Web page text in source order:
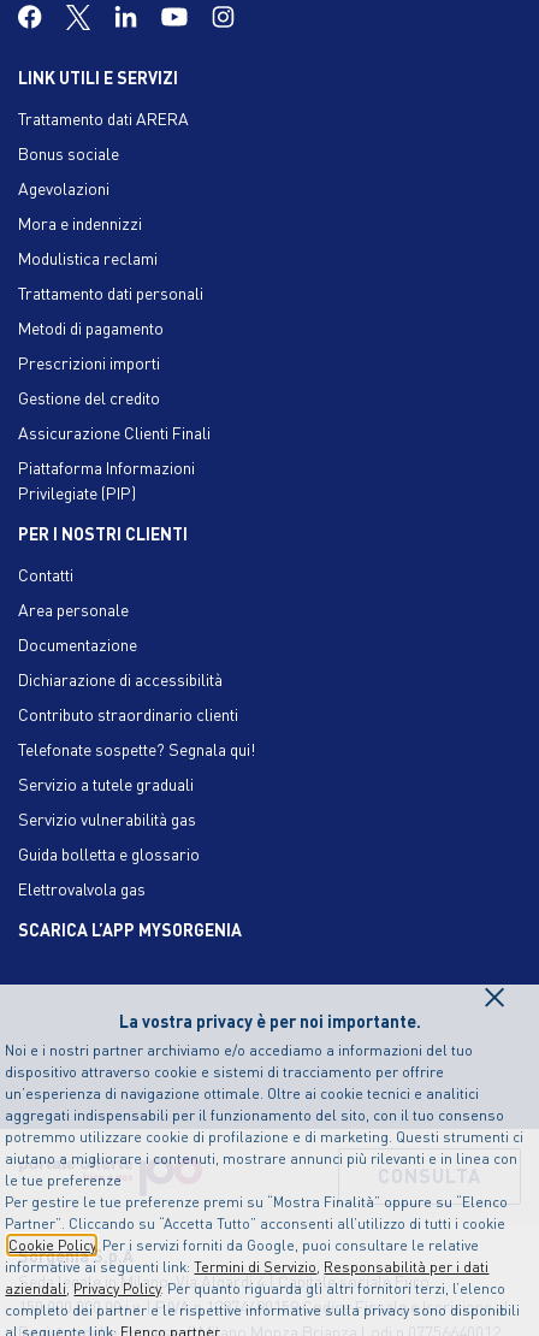
La vostra privacy è per noi importante.
Noi e i nostri partner archiviamo e/o accediamo a informazioni del tuo
dispositivo attraverso cookie e sistemi di tracciamento per offrire
un’esperienza di navigazione ottimale. Oltre ai cookie tecnici e analitici
aggregati indispensabili per il funzionamento del sito, con il tuo consenso
potremmo utilizzare cookie di profilazione e di marketing. Questi strumenti ci
aiutano a migliorare i contenuti, mostrare annunci più rilevanti e in linea con
le tue preferenze
Per gestire le tue preferenze premi su “Mostra Finalità” oppure su “Elenco
Partner”. Cliccando su “Accetta Tutto” acconsenti all’utilizzo di tutti i cookie
Cookie Policy. Per i servizi forniti da Google, puoi consultare le relative
informative ai seguenti link:Termini di Servizio, Responsabilità per i dati
aziendali,Privacy Policy. Per quanto riguarda gli altri fornitori terzi, l’elenco
completo dei partner e le rispettive informative sulla privacy sono disponibili
al seguente link: Elenco partner
×
LINK UTILI E SERVIZI
Trattamento dati ARERA
Bonus sociale
Agevolazioni
Mora e indennizzi
Modulistica reclami
Trattamento dati personali
Metodi di pagamento
Prescrizioni importi
Gestione del credito
Assicurazione Clienti Finali
Piattaforma Informazioni
Privilegiate (PIP)
PER I NOSTRI CLIENTI
Contatti
Area personale
Documentazione
Dichiarazione di accessibilità
Contributo straordinario clienti
Telefonate sospette? Segnala qui!
Servizio a tutele graduali
Servizio vulnerabilità gas
Guida bolletta e glossario
Elettrovalvola gas
SCARICA L’APP MYSORGENIA
Sorgenia S.p.A
Sede legale in Milano, Via Algardi 4 | Capitale sociale Euro
150.000.000,00 i.v. | P.IVA n.12874490159 Codice Fiscale e Iscrizione al
Registro delle Imprese di Milano Monza Brianza Lodi n.07756640012